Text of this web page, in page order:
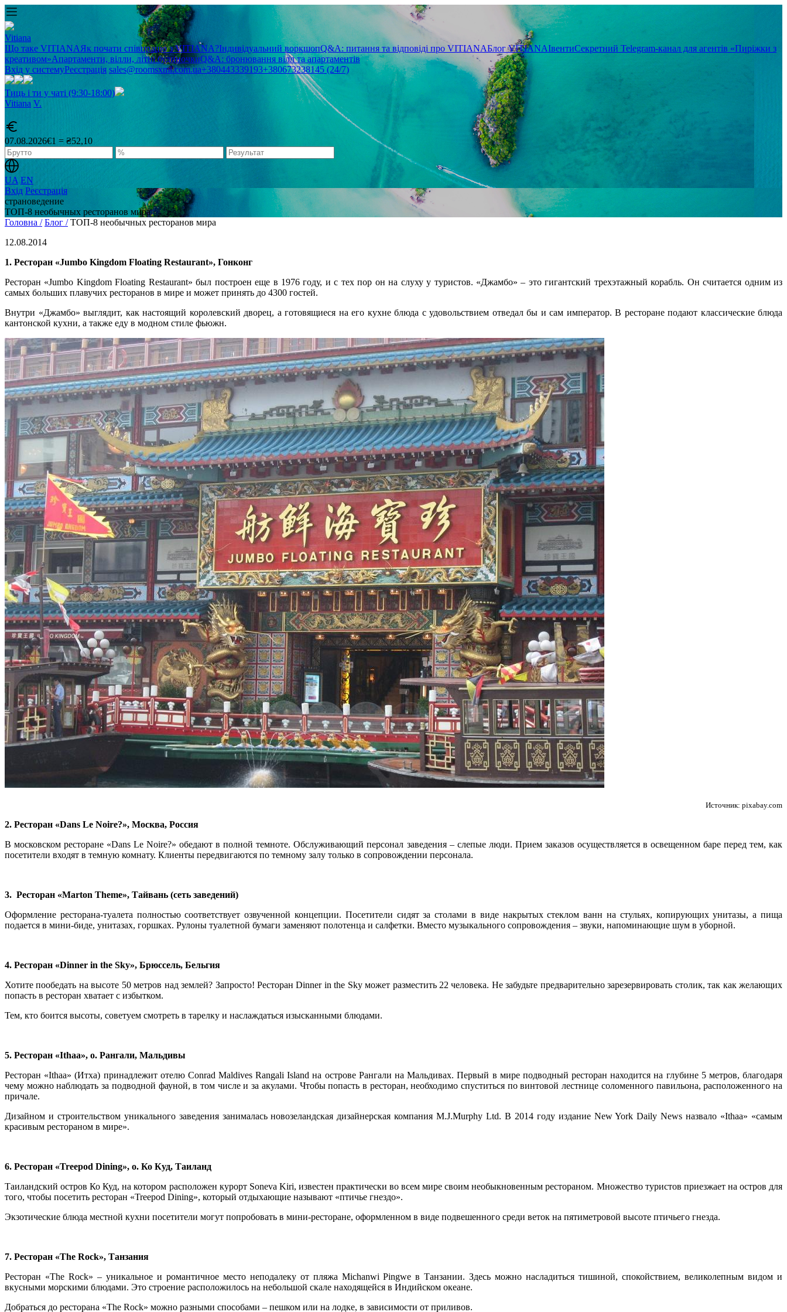
Vitiana
Що таке VITIANAЯк почати співпрацю з VITIANA?Індивідуальний воркшопQ&A: питання та відповіді про VITIANAБлог VITIANAІвентиСекретний Telegram-канал для агентів «Пиріжки з
креативом»Апартаменти, вілли, літні будиночкиQ&A: бронювання вілл та апартаментів
Вхід у системуРеєстрація sales@roomsxml.com.ua+380443339193+380673238145 (24/7)
Тиць і ти у чаті (9:30-18:00)
Vitiana V.
07.08.2026€1 = ₴52,10
UA EN
Вхід Реєстрація
cтрановедение
ТОП-8 необычных ресторанов мира
Головна / Блог / ТОП-8 необычных ресторанов мира
12.08.2014
1. Ресторан «Jumbo Kingdom Floating Restaurant», Гонконг
Ресторан «Jumbo Kingdom Floating Restaurant» был построен еще в 1976 году, и с тех пор он на слуху у туристов. «Джамбо» – это гигантский трехэтажный корабль. Он считается одним из
самых больших плавучих ресторанов в мире и может принять до 4300 гостей.
Внутри «Джамбо» выглядит, как настоящий королевский дворец, а готовящиеся на его кухне блюда с удовольствием отведал бы и сам император. В ресторане подают классические блюда
кантонской кухни, а также еду в модном стиле фьюжн.
Источник: pixabay.com
2. Ресторан «Dans Le Noire?», Москва, Россия
В московском ресторане «Dans Le Noire?» обедают в полной темноте. Обслуживающий персонал заведения – слепые люди. Прием заказов осуществляется в освещенном баре перед тем, как
посетители входят в темную комнату. Клиенты передвигаются по темному залу только в сопровождении персонала.
3. Ресторан «Marton Theme», Тайвань (сеть заведений)
Оформление ресторана-туалета полностью соответствует озвученной концепции. Посетители сидят за столами в виде накрытых стеклом ванн на стульях, копирующих унитазы, а пища
подается в мини-биде, унитазах, горшках. Рулоны туалетной бумаги заменяют полотенца и салфетки. Вместо музыкального сопровождения – звуки, напоминающие шум в уборной.
4. Ресторан «Dinner in the Sky», Брюссель, Бельгия
Хотите пообедать на высоте 50 метров над землей? Запросто! Ресторан Dinner in the Sky может разместить 22 человека. Не забудьте предварительно зарезервировать столик, так как желающих
попасть в ресторан хватает с избытком.
Тем, кто боится высоты, советуем смотреть в тарелку и наслаждаться изысканными блюдами.
5. Ресторан «Ithaa», о. Рангали, Мальдивы
Ресторан «Ithaa» (Итха) принадлежит отелю Conrad Maldives Rangali Island на острове Рангали на Мальдивах. Первый в мире подводный ресторан находится на глубине 5 метров, благодаря
чему можно наблюдать за подводной фауной, в том числе и за акулами. Чтобы попасть в ресторан, необходимо спуститься по винтовой лестнице соломенного павильона, расположенного на
причале.
Дизайном и строительством уникального заведения занималась новозеландская дизайнерская компания M.J.Murphy Ltd. В 2014 году издание New York Daily News назвало «Ithaa» «самым
красивым рестораном в мире».
6. Ресторан «Treepod Dining», о. Ко Куд, Таиланд
Таиландский остров Ко Куд, на котором расположен курорт Soneva Kiri, известен практически во всем мире своим необыкновенным рестораном. Множество туристов приезжает на остров для
того, чтобы посетить ресторан «Treepod Dining», который отдыхающие называют «птичье гнездо».
Экзотические блюда местной кухни посетители могут попробовать в мини-ресторане, оформленном в виде подвешенного среди веток на пятиметровой высоте птичьего гнезда.
7. Ресторан «The Rock», Танзания
Ресторан «The Rock» – уникальное и романтичное место неподалеку от пляжа Michanwi Pingwe в Танзании. Здесь можно насладиться тишиной, спокойствием, великолепным видом и
вкусными морскими блюдами. Это строение расположилось на небольшой скале находящейся в Индийском океане.
Добраться до ресторана «The Rock» можно разными способами – пешком или на лодке, в зависимости от приливов.